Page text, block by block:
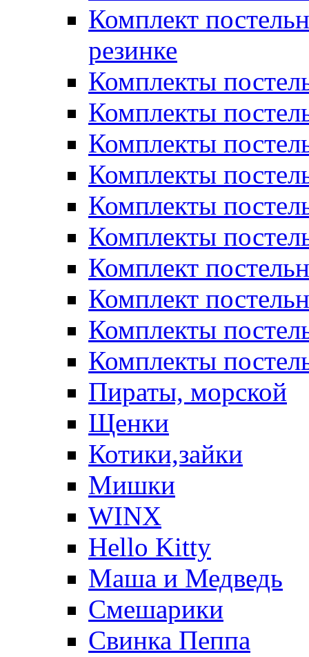
Комплект
резинке
Комплекты
Комплекты
Комплекты
Комплекты
Комплекты
Комплекты
Комплект
Комплект
Комплекты
Комплекты
Пираты, морской
Щенки
Котики,зайки
Мишки
WINX
Hello Kitty
Маша и Медведь
Смешарики
Свинка Пеппа